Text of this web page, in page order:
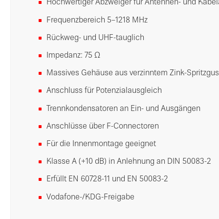
Hochwertiger Abzweiger für Antennen- und
Frequenzbereich 5–1218 MHz
Rückweg- und UHF-tauglich
Impedanz: 75 Ω
Massives Gehäuse aus verzinntem Zink-
Anschluss für Potenzialausgleich
Trennkondensatoren an Ein- und Ausgängen
Anschlüsse über F-Connectoren
Für die Innenmontage geeignet
Klasse A (+10 dB) in Anlehnung an DIN 50083-2
Erfüllt EN 60728-11 und EN 50083-2
Vodafone-/KDG-Freigabe